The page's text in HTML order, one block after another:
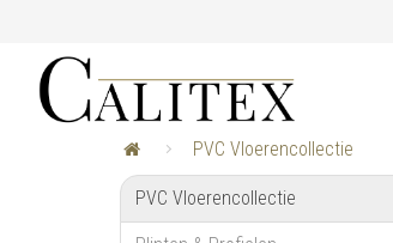
PVC Vloerencollectie
PVC Vloerencollectie